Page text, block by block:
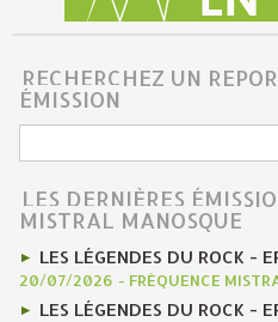
RECHERCHEZ UN
ÉMISSION
LES DERNIÈRES
MISTRAL MANOSQUE
LES LÉGENDES DU ROCK -
20/07/2026 - FRÉQUENCE
LES LÉGENDES DU ROCK -